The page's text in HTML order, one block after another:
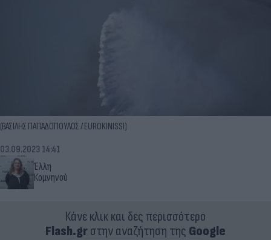
(ΒΑΣΙΛΗΣ ΠΑΠΑΔΟΠΟΥΛΟΣ / EUROKINISSI)
Έλλη
Κομνηνού
03.09.2023 14:41
Κάνε κλικ και δες περισσότερο
Flash.grστην αναζήτηση της Google